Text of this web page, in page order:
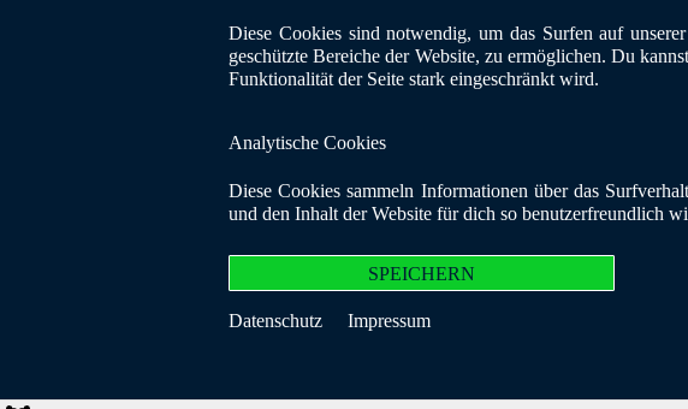
Diese Cookies sind notwendig, um das Surfen auf
geschützte Bereiche der Website, zu ermöglichen. Du
Funktionalität der Seite stark eingeschränkt wird.
Analytische Cookies
Diese Cookies sammeln Informationen über das
und den Inhalt der Website für dich so benutzerfreundlich
SPEICHERN
Datenschutz Impressum